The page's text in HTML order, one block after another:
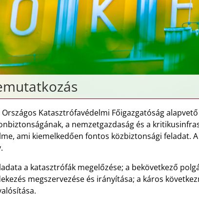
Országos Katasztrófavédelmi Főigazgatóság
a nemzetgazdaság és a
ami kiemelkedően fontos közbiztonsági feladat.
a katasztrófák megelőzése; a bekövetkező
megszervezése és irányítása; a káros